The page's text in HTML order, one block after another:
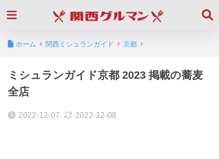
ホーム 関西ミシュランガイド 京都
ミシュランガイド京都 2023 掲載の蕎麦
全店
2022-12-07 2022-12-08